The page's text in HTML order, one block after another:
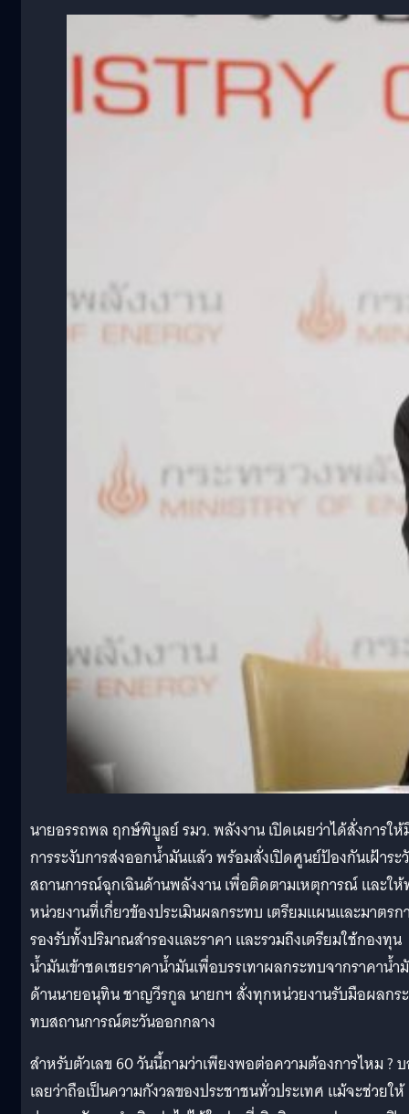
นายอรรถพล ฤกษ์พิบูลย์ รมว. พลังงาน เปิดเผยว่าได้สั่งการให้
การระงับการส่งออกน้ำมันแล้ว พร้อมสั่งเปิดศูนย์ป้องกันเฝ้าระ
สถานการณ์ฉุกเฉินด้านพลังงาน เพื่อติดตามเหตุการณ์ และใ
หน่วยงานที่เกี่ยวข้องประเมินผลกระทบ เตรียมแผนและมาตรก
รองรับทั้งปริมาณสำรองและราคา และรวมถึงเตรียมใช้กองทุน
น้ำมันเข้าชดเชยราคาน้ำมันเพื่อบรรเทาผลกระทบจากราคาน้ำ
ด้านนายอนุทิน ชาญวีรกูล นายกฯ สั่งทุกหน่วยงานรับมือผลกระ
ทบสถานการณ์ตะวันออกกลาง
สำหรับตัวเลข 60 วันนี้ถามว่าเพียงพอต่อความต้องการไหม ?
เลยว่าถือเป็นความกังวลของประชาชนทั่วประเทศ แม้จะช่วยให้